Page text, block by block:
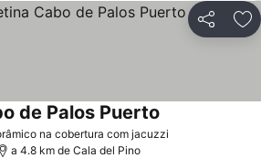
Partilhar
na cobertura com jacuzzi
de Palos Puerto
a 4.8 km de Cala del Pino